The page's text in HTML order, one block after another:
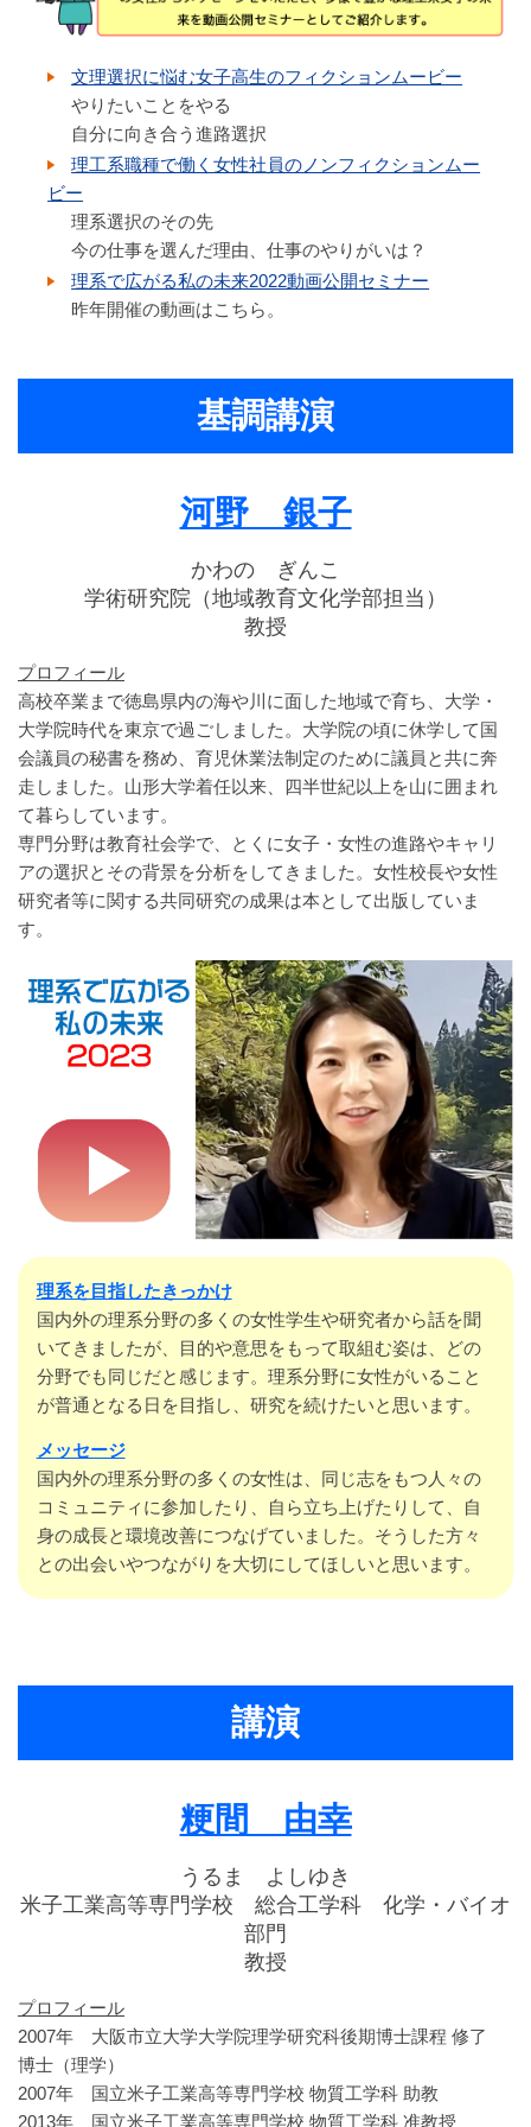
文理選択に悩む女子高生のフィクションムービー
やりたいことをやる
自分に向き合う進路選択
理工系職種で働く女性社員のノンフィクションムー
ビー
理系選択のその先
今の仕事を選んだ理由、仕事のやりがいは？
理系で広がる私の未来2022動画公開セミナー
昨年開催の動画はこちら。
基調講演
河野 銀子
かわの ぎんこ
学術研究院（地域教育文化学部担当）
教授
プロフィール
高校卒業まで徳島県内の海や川に面した地域で育ち、大学・
大学院時代を東京で過ごしました。大学院の頃に休学して国
会議員の秘書を務め、育児休業法制定のために議員と共に奔
走しました。山形大学着任以来、四半世紀以上を山に囲まれ
て暮らしています。
専門分野は教育社会学で、とくに女子・女性の進路やキャリ
アの選択とその背景を分析をしてきました。女性校長や女性
研究者等に関する共同研究の成果は本として出版していま
す。
理系を目指したきっかけ
国内外の理系分野の多くの女性学生や研究者から話を聞
いてきましたが、目的や意思をもって取組む姿は、どの
分野でも同じだと感じます。理系分野に女性がいること
が普通となる日を目指し、研究を続けたいと思います。
メッセージ
国内外の理系分野の多くの女性は、同じ志をもつ人々の
コミュニティに参加したり、自ら立ち上げたりして、自
身の成長と環境改善につなげていました。そうした方々
との出会いやつながりを大切にしてほしいと思います。
講演
粳間 由幸
うるま よしゆき
米子工業高等専門学校 総合工学科 化学・バイオ
部門
教授
プロフィール
2007年 大阪市立大学大学院理学研究科後期博士課程 修了
博士（理学）
2007年 国立米子工業高等専門学校 物質工学科 助教
2013年 国立米子工業高等専門学校 物質工学科 准教授